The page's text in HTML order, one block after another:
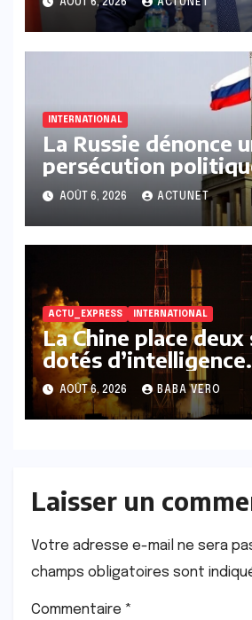
AOÛT 6, 2026 ACTUNET
INTERNATIONAL
La Russie dénonce
persécution
l’expulsion de la
Xenia Fedorova par
AOÛT 6, 2026 ACTUNET
ACTU_EXPRESS INTERNATIONAL
La Chine place
dotés d’intelligence
artificielle en orbite.
AOÛT 6, 2026 BABA VERO
Laisser un
Votre adresse e-mail ne sera
champs obligatoires sont
Commentaire *